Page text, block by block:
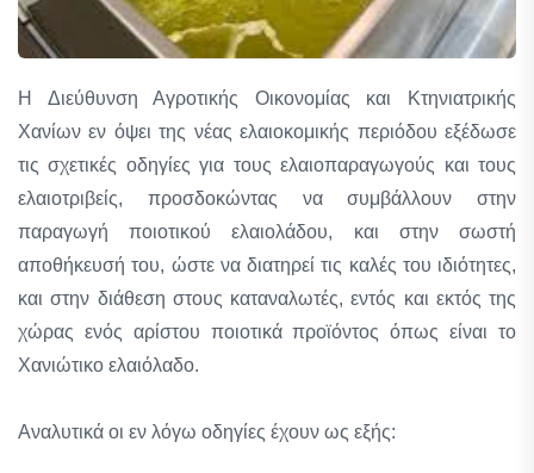
Η Διεύθυνση Αγροτικής Οικονομίας και Κτηνιατρικής
Χανίων εν όψει της νέας ελαιοκομικής περιόδου εξέδωσε
τις σχετικές οδηγίες για τους ελαιοπαραγωγούς και τους
ελαιοτριβείς, προσδοκώντας να συμβάλλουν στην
παραγωγή ποιοτικού ελαιολάδου, και στην σωστή
αποθήκευσή του, ώστε να διατηρεί τις καλές του ιδιότητες,
και στην διάθεση στους καταναλωτές, εντός και εκτός της
χώρας ενός αρίστου ποιοτικά προϊόντος όπως είναι το
Χανιώτικο ελαιόλαδο.
Αναλυτικά οι εν λόγω οδηγίες έχουν ως εξής: